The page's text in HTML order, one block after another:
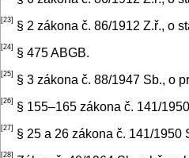
[23] § 2 zákona č. 86/1912 Z.ř., o
[24] § 475 ABGB.
[25] § 3 zákona č. 88/1947 Sb., o
[26] § 155–165 zákona č. 141/
[27] § 25 a 26 zákona č. 141/1950
[28]